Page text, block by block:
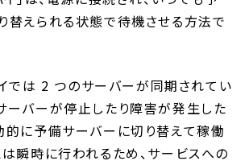
替えられる状態で待機させる方法で
では 2 つのサーバーが同期されてい
ーバーが停止したり障害が発生した
的に予備サーバーに切り替えて稼働
は瞬時に行われるため、サービスへの